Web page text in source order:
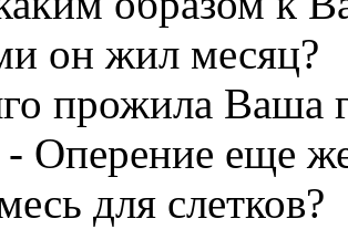
он жил месяц?
прожила Ваша
- Оперение еще
для слетков?